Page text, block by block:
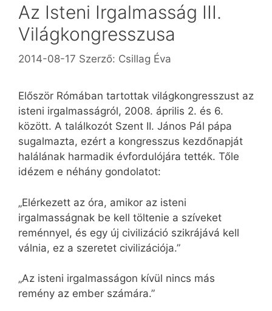
Az Isteni Irgalmasság III.
Világkongresszusa
2014-08-17 Szerző: Csillag Éva
Először Rómában tartottak világkongresszust az
isteni irgalmasságról, 2008. április 2. és 6.
között. A találkozót Szent II. János Pál pápa
sugalmazta, ezért a kongresszus kezdőnapját
halálának harmadik évfordulójára tették. Tőle
idézem e néhány gondolatot:
„Elérkezett az óra, amikor az isteni
irgalmasságnak be kell töltenie a szíveket
reménnyel, és egy új civilizáció szikrájává kell
válnia, ez a szeretet civilizációja.”
„Az isteni irgalmasságon kívül nincs más
remény az ember számára.”